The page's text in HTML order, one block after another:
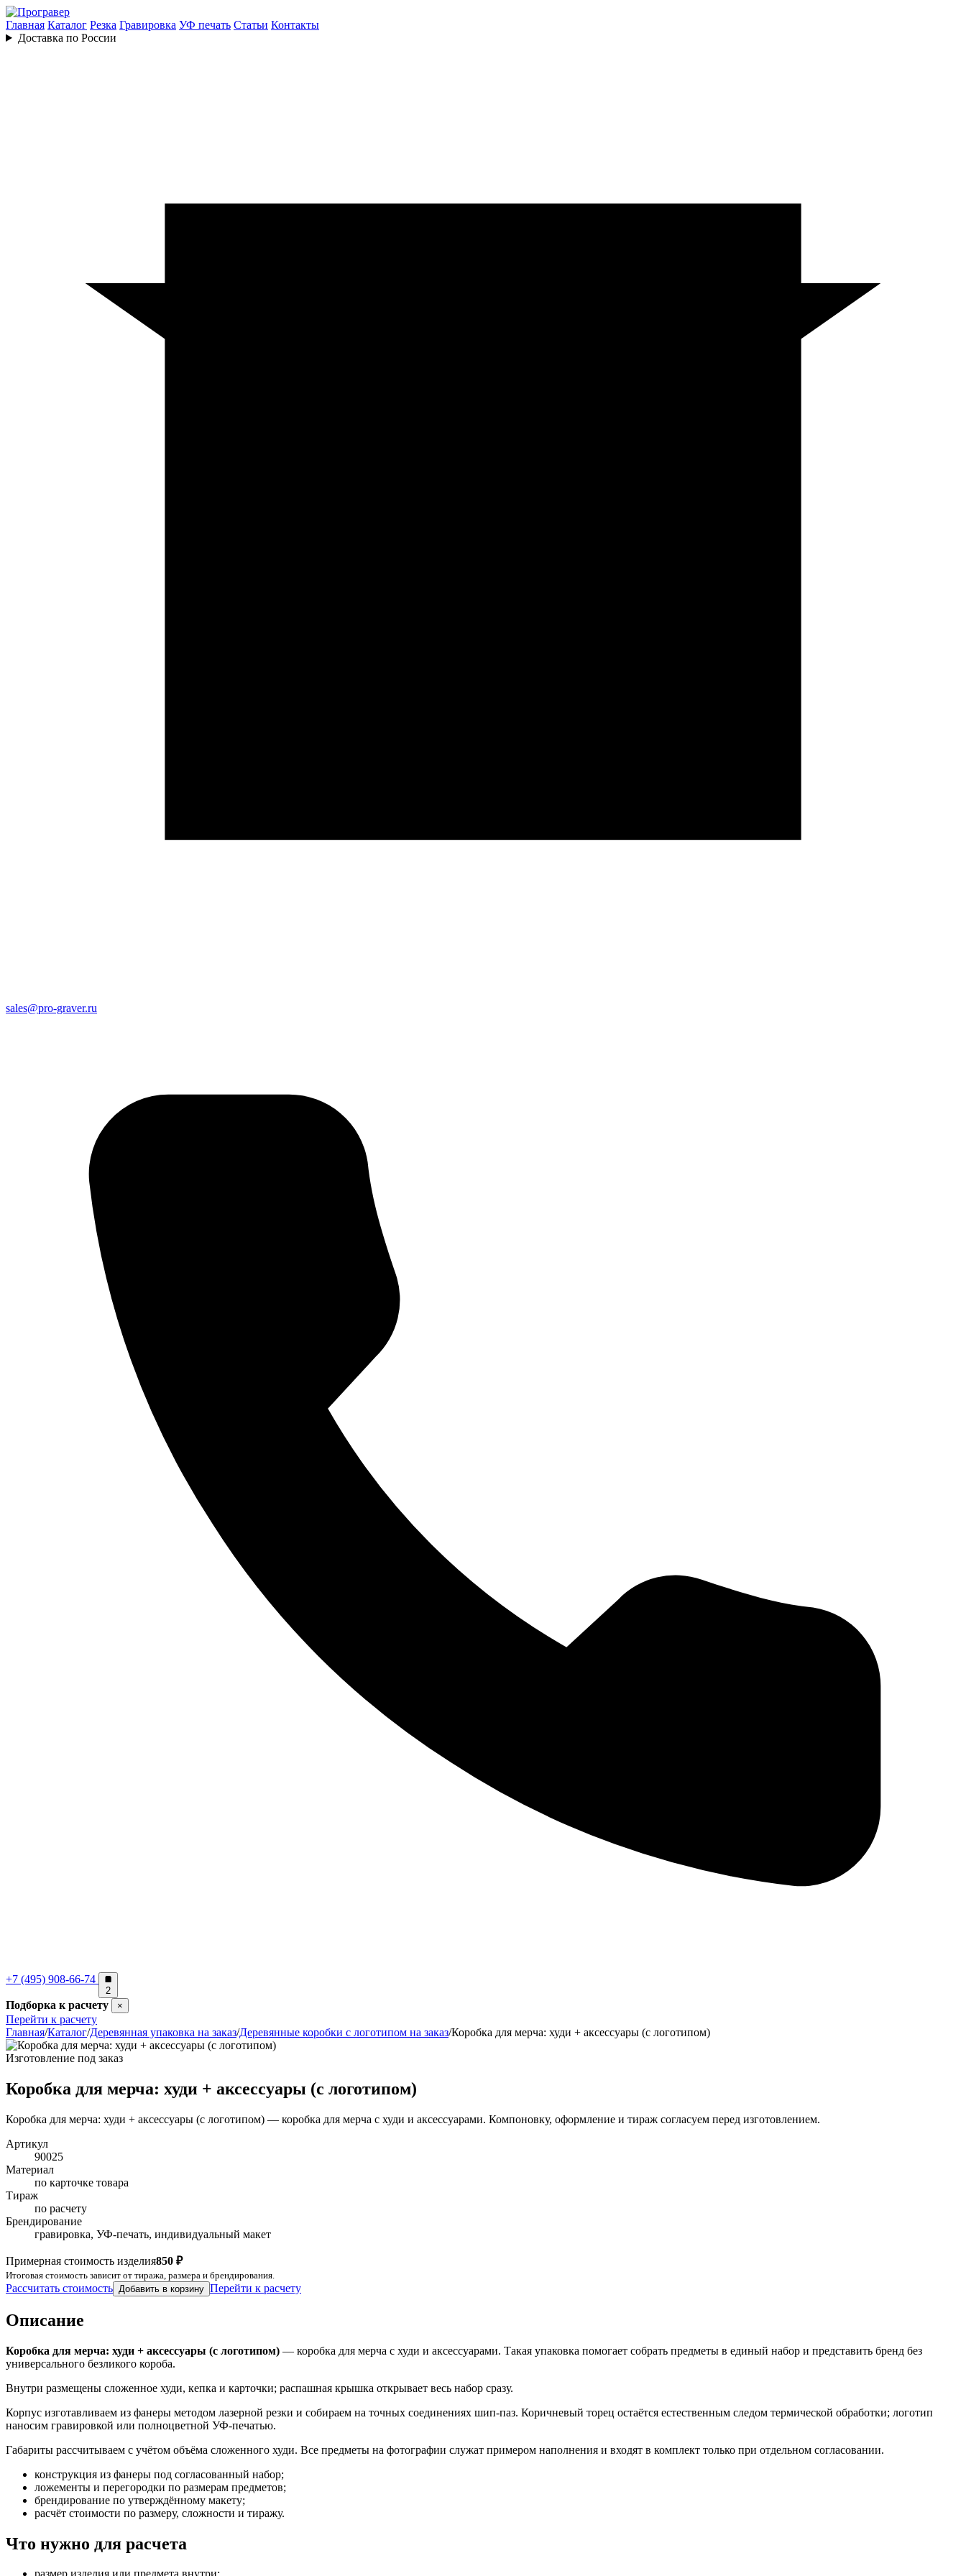
Главная Каталог Резка Гравировка УФ печать Статьи Контакты
Доставка по России
sales@pro-graver.ru
+7 (495) 908-66-74
2
Подборка к расчету ×
Перейти к расчету
Главная/Каталог/Деревянная упаковка на заказ/Деревянные коробки с логотипом на заказ/Коробка для мерча: худи + аксессуары (с логотипом)
Изготовление под заказ
Коробка для мерча: худи + аксессуары (с логотипом)
Коробка для мерча: худи + аксессуары (с логотипом) — коробка для мерча с худи и аксессуарами. Компоновку, оформление и тираж согласуем перед изготовлением.
Артикул
90025
Материал
по карточке товара
Тираж
по расчету
Брендирование
гравировка, УФ-печать, индивидуальный макет
Примерная стоимость изделия850 ₽
Итоговая стоимость зависит от тиража, размера и брендирования.
Рассчитать стоимость Добавить в корзину Перейти к расчету
Описание
Коробка для мерча: худи + аксессуары (с логотипом) — коробка для мерча с худи и аксессуарами. Такая упаковка помогает собрать предметы в единый набор и представить бренд без
универсального безликого короба.
Внутри размещены сложенное худи, кепка и карточки; распашная крышка открывает весь набор сразу.
Корпус изготавливаем из фанеры методом лазерной резки и собираем на точных соединениях шип-паз. Коричневый торец остаётся естественным следом термической обработки; логотип
наносим гравировкой или полноцветной УФ-печатью.
Габариты рассчитываем с учётом объёма сложенного худи. Все предметы на фотографии служат примером наполнения и входят в комплект только при отдельном согласовании.
конструкция из фанеры под согласованный набор;
ложементы и перегородки по размерам предметов;
брендирование по утверждённому макету;
расчёт стоимости по размеру, сложности и тиражу.
Что нужно для расчета